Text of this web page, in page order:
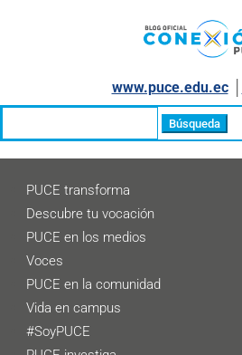
www.puce.edu.ec│
PUCE transforma
Descubre tu vocación
PUCE en los medios
Voces
PUCE en la comunidad
Vida en campus
#SoyPUCE